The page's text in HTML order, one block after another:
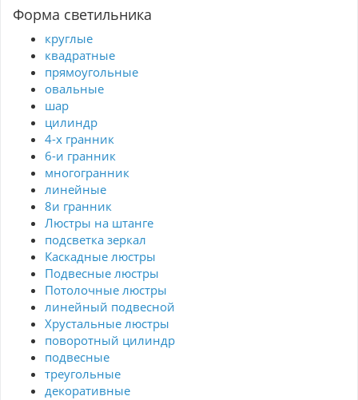
Форма светильника
круглые
квадратные
прямоугольные
овальные
шар
цилиндр
4-х гранник
6-и гранник
многогранник
линейные
8и гранник
Люстры на штанге
подсветка зеркал
Каскадные люстры
Подвесные люстры
Потолочные люстры
линейный подвесной
Хрустальные люстры
поворотный цилиндр
подвесные
треугольные
декоративные